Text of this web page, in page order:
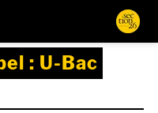
: U-Bac